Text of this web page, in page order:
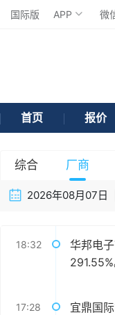
国际版 APP 微
首页 报价
综合 厂商
2026年08月07日
18:32
华邦电
17:28
宜鼎国